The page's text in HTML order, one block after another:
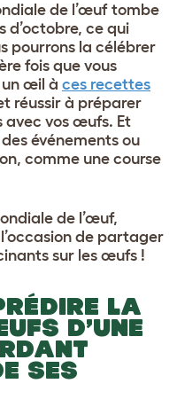
de l’œuf tombe
d’octobre, ce qui
pourrons la célébrer
fois que vous
un œil à ces recettes
réussir à préparer
avec vos œufs. Et
événements ou
comme une course
de l’œuf,
de partager
sur les œufs !
LA
D’UNE
SES